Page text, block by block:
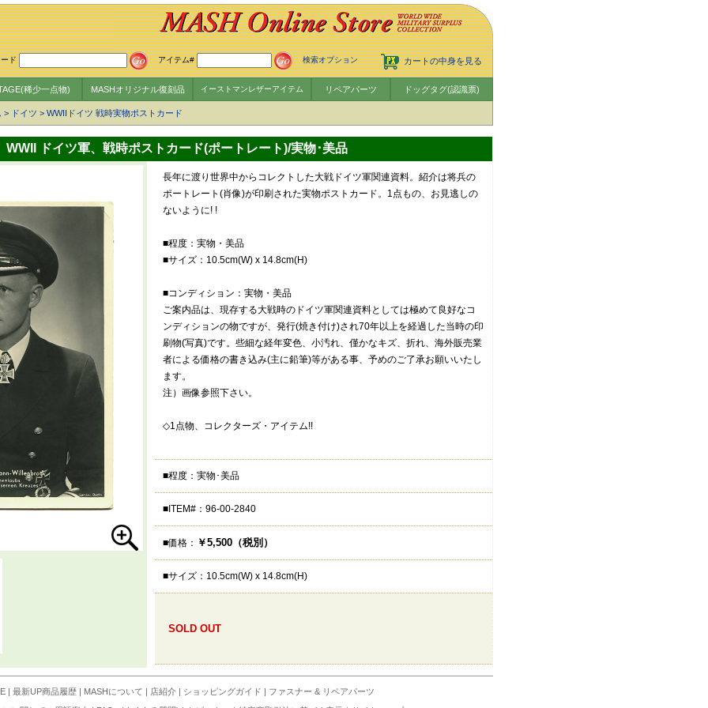
カートの中身を見る
ド アイテム# 検索オプション
稀少一点物) MASHオリジナル復刻品 イーストマンレザーアイテム リペアパーツ ドッグタグ(認識票)
> ドイツ > WWIIドイツ 戦時実物ポストカード
WWII ドイツ軍、戦時ポストカード(ポートレート)/実物･美品
長年に渡り世界中からコレクトした大戦ドイツ軍関連資料。紹介は将兵の
ポートレート(肖像)が印刷された実物ポストカード。1点もの、お見逃しの
ないように! !
■程度：実物・美品
■サイズ：10.5cm(W) x 14.8cm(H)
■コンディション：実物・美品
ご案内品は、現存する大戦時のドイツ軍関連資料としては極めて良好なコ
ンディションの物ですが、発行(焼き付け)され70年以上を経過した当時の印
刷物(写真)です。些細な経年変色、小汚れ、僅かなキズ、折れ、海外販売業
者による価格の書き込み(主に鉛筆)等がある事、予めのご了承お願いいたし
ます。
注）画像参照下さい。
◇1点物、コレクターズ・アイテム!!
■程度：実物･美品
■ITEM#：96-00-2840
■価格： ￥5,500（税別）
■サイズ：10.5cm(W) x 14.8cm(H)
SOLD OUT
| 最新UP商品履歴 | MASHについて | 店紹介 | ショッピングガイド | ファスナー & リペアパーツ